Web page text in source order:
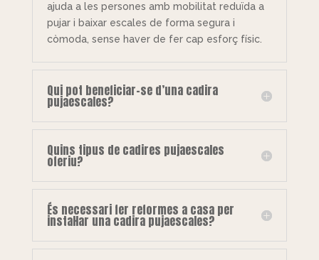
ajuda a les persones amb mobilitat reduïda a
pujar i baixar escales de forma segura i
còmoda, sense haver de fer cap esforç físic.
Qui pot beneficiar-se d’una cadira
pujaescales?
Quins tipus de cadires pujaescales
oferiu?
És necessari fer reformes a casa per
instal·lar una cadira pujaescales?